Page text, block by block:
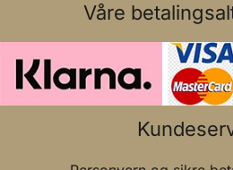
Våre